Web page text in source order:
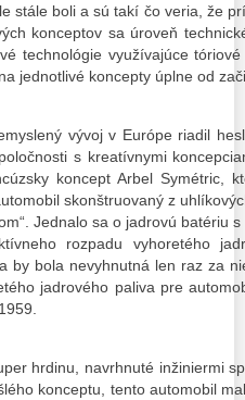
stále boli a sú takí čo veria, že
konceptov sa úroveň
technológie využívajúce
jednotlivé koncepty úplne od
vývoj v Európe riadil
s kreatívnymi
koncept Arbel Symétric,
skonštruovaný z
Jednalo sa o jadrovú batériu
rozpadu vyhoretého
by bola nevyhnutná len raz za
jadrového paliva pre
hrdinu, navrhnuté inžiniermi
konceptu, tento automobil